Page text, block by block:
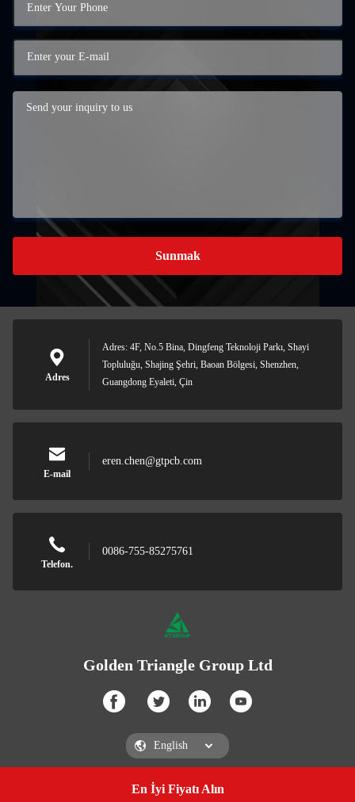
En İyi Fiyatı Alın
Sunmak
Adres
Adres: 4F, No.5 Bina, Dingfeng Teknoloji Parkı, Shayi
Topluluğu, Shajing Şehri, Baoan Bölgesi, Shenzhen,
Guangdong Eyaleti, Çin
E-mail
eren.chen@gtpcb.com
Telefon.
0086-755-85275761
Golden Triangle Group Ltd
Golden Triangle Group LtdGet a Quote